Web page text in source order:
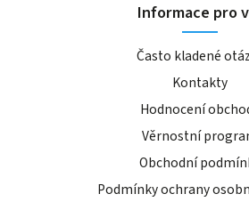
Informace pro
Často kladené
Kontakty
Hodnocení
Věrnostní
Obchodní
Podmínky ochrany